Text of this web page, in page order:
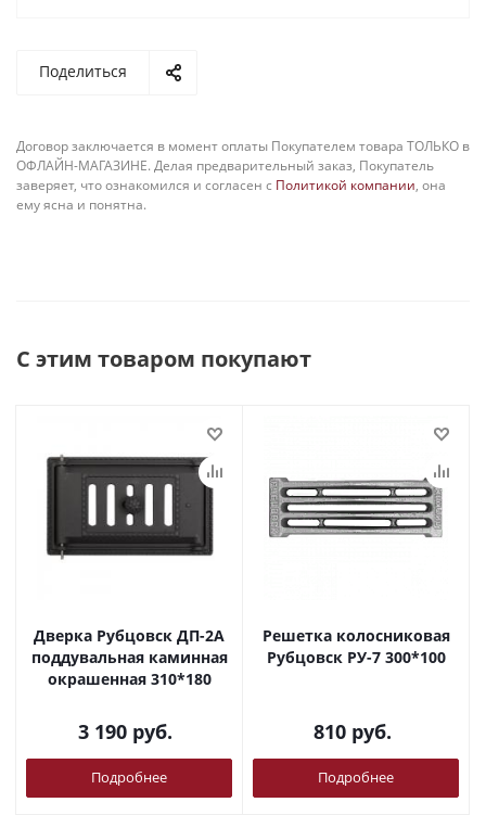
Поделиться
Договор заключается в момент оплаты Покупателем товара ТОЛЬКО в
ОФЛАЙН-МАГАЗИНЕ. Делая предварительный заказ, Покупатель
заверяет, что ознакомился и согласен с Политикой компании, она
ему ясна и понятна.
С этим товаром покупают
Дверка Рубцовск ДП-2А
поддувальная каминная
окрашенная 310*180
3 190 руб.
Подробнее
Решетка колосниковая
Рубцовск РУ-7 300*100
810руб.
Подробнее